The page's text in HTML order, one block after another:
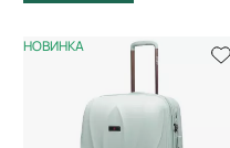
НОВИНКА